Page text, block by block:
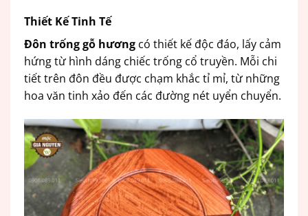
Thiết Kế Tinh Tế
Đôn trống gỗ hương có thiết kế độc đáo, lấy cảm
hứng từ hình dáng chiếc trống cổ truyền. Mỗi chi
tiết trên đôn đều được chạm khắc tỉ mỉ, từ những
hoa văn tinh xảo đến các đường nét uyển chuyển.